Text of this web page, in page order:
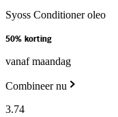
Syoss Conditioner oleo
50% korting
vanaf maandag
Combineer nu
3.74